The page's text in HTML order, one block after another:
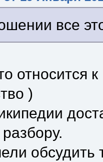
все
относится
)
обсудить